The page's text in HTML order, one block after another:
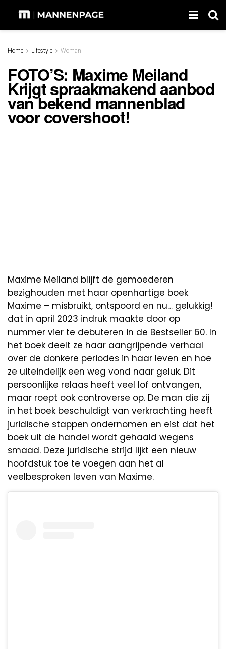
Home Lifestyle Woman
FOTO’S: Maxime Meiland
Krijgt spraakmakend aanbod
van bekend mannenblad
voor covershoot!
Maxime Meiland blijft de gemoederen
bezighouden met haar openhartige boek
Maxime – misbruikt, ontspoord en nu… gelukkig!
dat in april 2023 indruk maakte door op
nummer vier te debuteren in de Bestseller 60. In
het boek deelt ze haar aangrijpende verhaal
over de donkere periodes in haar leven en hoe
ze uiteindelijk een weg vond naar geluk. Dit
persoonlijke relaas heeft veel lof ontvangen,
maar roept ook controverse op. De man die zij
in het boek beschuldigt van verkrachting heeft
juridische stappen ondernomen en eist dat het
boek uit de handel wordt gehaald wegens
smaad. Deze juridische strijd lijkt een nieuw
hoofdstuk toe te voegen aan het al
veelbesproken leven van Maxime.